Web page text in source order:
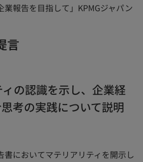
報告を目指して」KPMGジャパン
言
の認識を示し、企業経
考の実践について説明
書においてマテリアリティを開示し